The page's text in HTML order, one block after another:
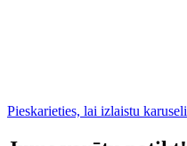
Pieskarieties, lai izlaistu karuseli